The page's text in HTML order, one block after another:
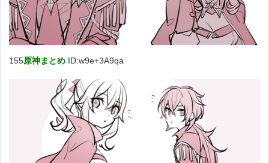
155原神まとめ ID:w9e+3A9qa